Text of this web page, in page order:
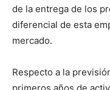
de la entrega de los
diferencial de esta
mercado.
Respecto a la